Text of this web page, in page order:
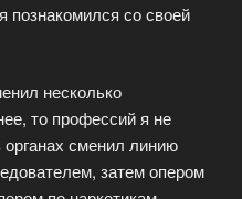
познакомился со своей
несколько
то профессий я не
органах сменил линию
затем опером